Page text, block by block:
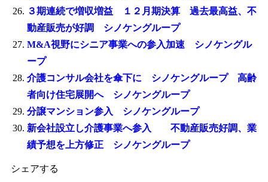
３期連続で増収増益 １２月期決算 過去最高益、不
動産販売が好調 シノケングループ
M&A視野にシニア事業への参入加速 シノケングル
ープ
介護コンサル会社を傘下に シノケングループ 高齢
者向け住宅展開へ シノケングループ
分譲マンション参入 シノケングループ
新会社設立し介護事業へ参入 不動産販売好調、業
績予想を上方修正 シノケングループ
シェアする